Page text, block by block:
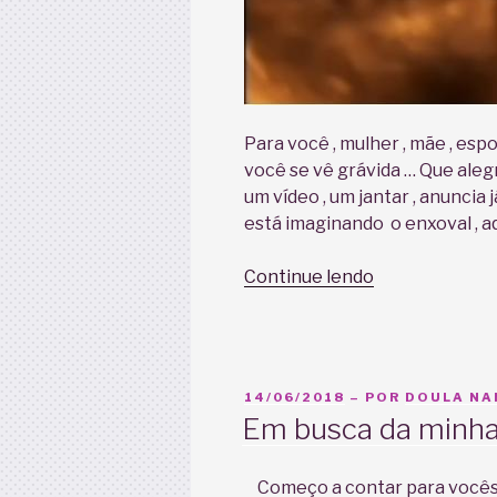
Para você , mulher , mãe ,
você se vê grávida … Que
um vídeo , um jantar , anuncia
está imaginando o enxoval ,
Continue lendo
Janeiro
uma
PUBLICADO
14/06/2018 – POR DOULA
Em busca da
Começo a contar para